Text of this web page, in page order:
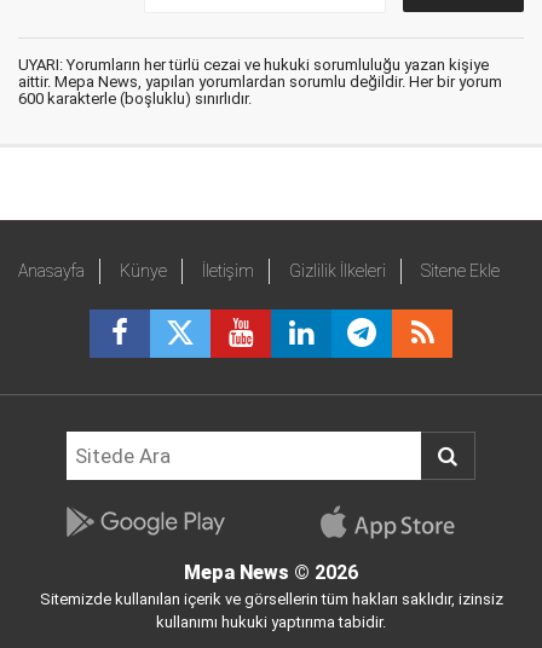
UYARI: Yorumların her türlü cezai ve hukuki sorumluluğu yazan kişiye
aittir. Mepa News, yapılan yorumlardan sorumlu değildir. Her bir yorum
600 karakterle (boşluklu) sınırlıdır.
Anasayfa Künye İletişim Gizlilik İlkeleri Sitene Ekle
Mepa News © 2026
Sitemizde kullanılan içerik ve görsellerin tüm hakları saklıdır, izinsiz
kullanımı hukuki yaptırıma tabidir.